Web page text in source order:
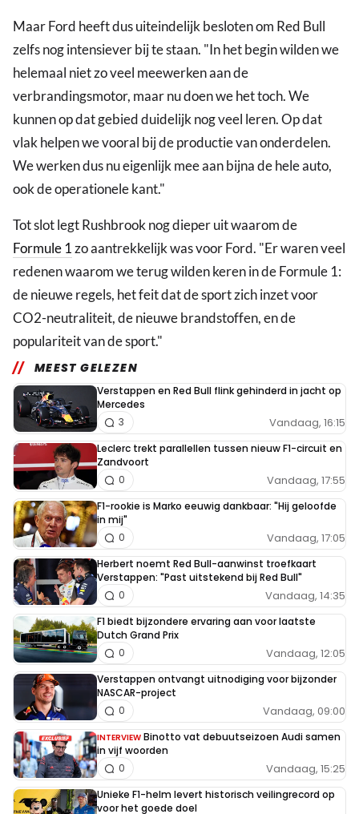
Maar Ford heeft dus uiteindelijk besloten om Red Bull
zelfs nog intensiever bij te staan. "In het begin wilden we
helemaal niet zo veel meewerken aan de
verbrandingsmotor, maar nu doen we het toch. We
kunnen op dat gebied duidelijk nog veel leren. Op dat
vlak helpen we vooral bij de productie van onderdelen.
We werken dus nu eigenlijk mee aan bijna de hele auto,
ook de operationele kant."
Tot slot legt Rushbrook nog dieper uit waarom de
Formule 1zo aantrekkelijk was voor Ford. "Er waren veel
redenen waarom we terug wilden keren in de Formule 1:
de nieuwe regels, het feit dat de sport zich inzet voor
CO2-neutraliteit, de nieuwe brandstoffen, en de
populariteit van de sport."
MEEST GELEZEN
Verstappen en Red Bull flink gehinderd in jacht op
Mercedes
Vandaag, 16:15
3
Leclerc trekt parallellen tussen nieuw F1-circuit en
Zandvoort
Vandaag, 17:55
0
F1-rookie is Marko eeuwig dankbaar: "Hij geloofde
in mij"
Vandaag, 17:05
0
Herbert noemt Red Bull-aanwinst troefkaart
Verstappen: "Past uitstekend bij Red Bull"
Vandaag, 14:35
0
F1 biedt bijzondere ervaring aan voor laatste
Dutch Grand Prix
Vandaag, 12:05
0
Verstappen ontvangt uitnodiging voor bijzonder
NASCAR-project
Vandaag, 09:00
0
INTERVIEW Binotto vat debuutseizoen Audi samen
in vijf woorden
Vandaag, 15:25
0
Unieke F1-helm levert historisch veilingrecord op
voor het goede doel